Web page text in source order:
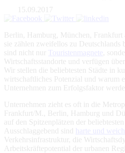
15.09.2017
Berlin, Hamburg, München, Frankfurt
sie zählen zweifellos zu Deutschlands
sind nicht nur
Touristenmagnete ,
Wirtschaftsstandorte und verfügen
Wir stellen die beliebtesten Städte in
wirtschaftliches Potenzial und warum
Unternehmen zum Erfolgsfaktor
Unternehmen zieht es oft in die
Frankfurt/M., Berlin, Hamburg und
auf den Spitzenplätzen der
Ausschlaggebend sind
harte und
Verkehrsinfrastruktur, die
Arbeitskräftepotential der urbanen